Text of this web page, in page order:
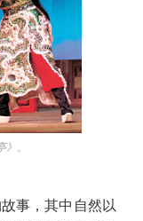
。
事，其中自然以